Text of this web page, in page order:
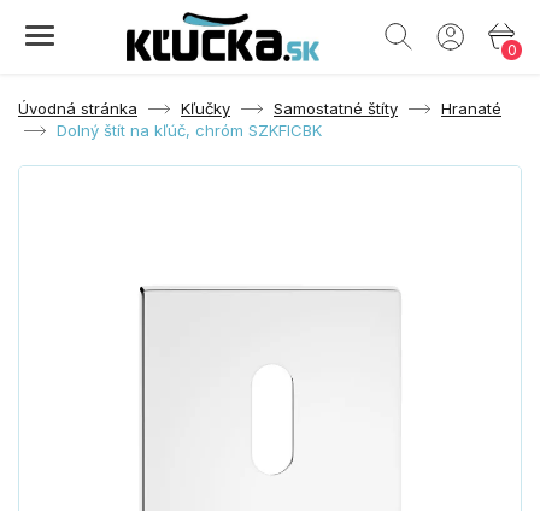
0
Úvodná stránka Kľučky Samostatné štíty
Hranaté
Dolný štít na kľúč, chróm SZKFICBK